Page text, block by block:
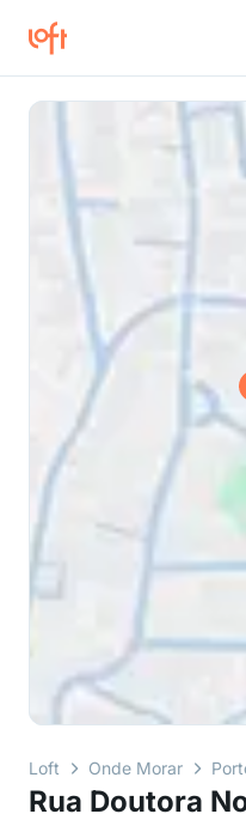
Loft Onde Morar
Rua Doutora